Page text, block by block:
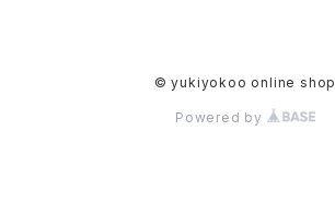
© yukiyokoo online shop
Powered by